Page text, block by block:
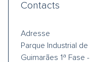
Contacts
Adresse
Parque Industrial de
Guimarães 1ª Fase -